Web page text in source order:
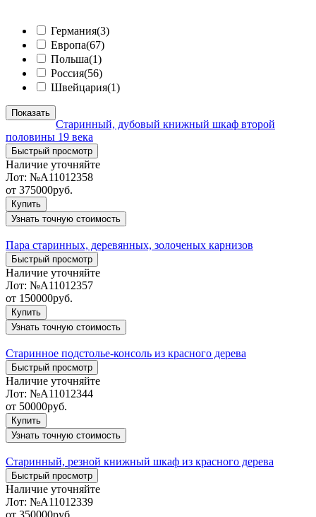
Германия(3)
Европа(67)
Польша(1)
Россия(56)
Швейцария(1)
Показать
Старинный, дубовый книжный шкаф второй
половины 19 века
Быстрый просмотр
Наличие уточняйте
Лот: №А11012358
от 375000руб.
Купить
Узнать точную стоимость
Пара старинных, деревянных, золоченых карнизов
Быстрый просмотр
Наличие уточняйте
Лот: №А11012357
от 150000руб.
Купить
Узнать точную стоимость
Старинное подстолье-консоль из красного дерева
Быстрый просмотр
Наличие уточняйте
Лот: №А11012344
от 50000руб.
Купить
Узнать точную стоимость
Старинный, резной книжный шкаф из красного дерева
Быстрый просмотр
Наличие уточняйте
Лот: №А11012339
от 350000руб.